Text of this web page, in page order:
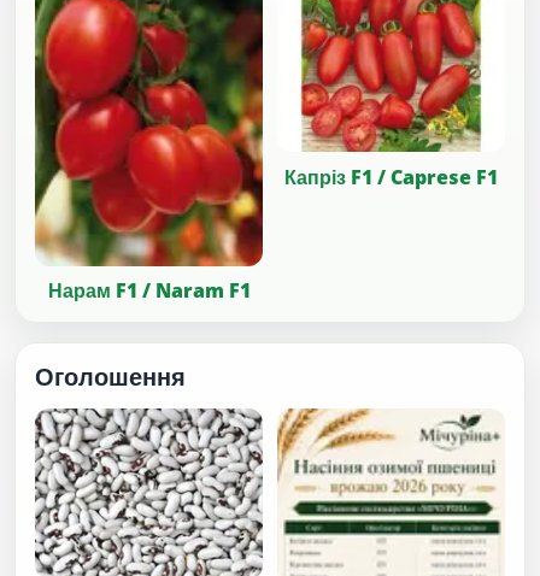
Нарам F1 / Naram F1
Капріз F1 / Caprese F1
Оголошення